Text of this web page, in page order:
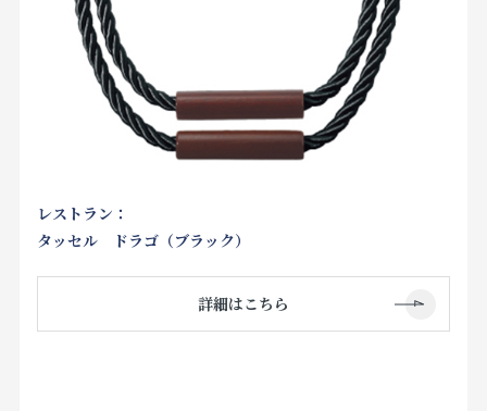
レストラン：
タッセル ドラゴ（ブラック）
詳細はこちら